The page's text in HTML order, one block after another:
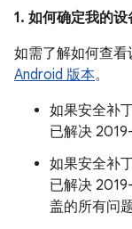
1. 如何确定我的
如需了解如何查
Android 版本。
如果安全补
已解决
如果安全补
已解决
盖的所有问题